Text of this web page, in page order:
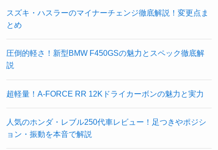
スズキ・ハスラーのマイナーチェンジ徹底解説！変更点ま
とめ
圧倒的軽さ！新型BMW F450GSの魅力とスペック徹底解
説
超軽量！A-FORCE RR 12Kドライカーボンの魅力と実力
人気のホンダ・レブル250代車レビュー！足つきやポジシ
ョン・振動を本音で解説